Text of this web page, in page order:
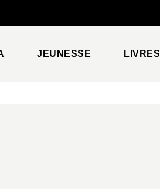
JEUNESSE LIVRES